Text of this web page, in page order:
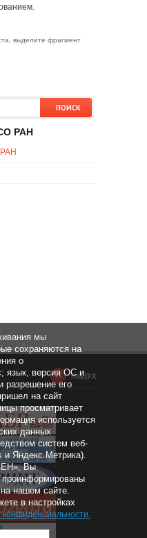
выделите фрагмент
РАН
НАВЕРХ
мы
сохраняются на
о
язык, версия ОС и
разрешение его
на сайт
просматривает
используется
данных
систем веб-
и Яндекс.Метрика).
Вы
проинформированы
нашем сайте.
в настройках
конфиденциальности.